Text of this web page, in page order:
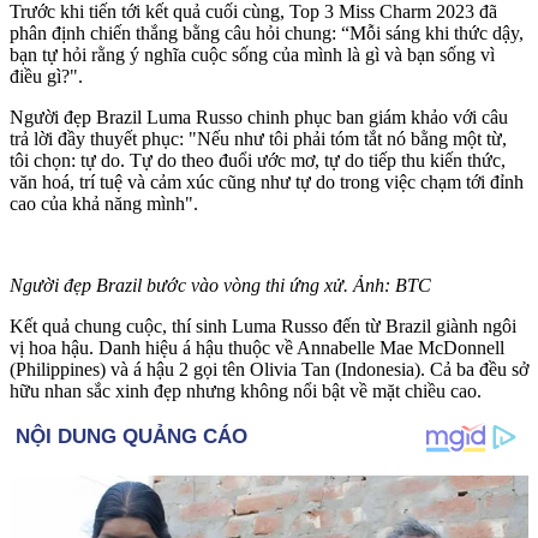
Trước khi tiến tới kết quả cuối cùng, Top 3 Miss Charm 2023 đã
phân định chiến thắng bằng câu hỏi chung: “Mỗi sáng khi thức dậy,
bạn tự hỏi rằng ý nghĩa cuộc sống của mình là gì và bạn sống vì
điều gì?".
Người đẹp Brazil Luma Russo chinh phục ban giám khảo với câu
trả lời đầy thuyết phục: "Nếu như tôi phải tóm tắt nó bằng một từ,
tôi chọn: tự do. Tự do theo đuổi ước mơ, tự do tiếp thu kiến thức,
văn hoá, trí tuệ và cảm xúc cũng như tự do trong việc chạm tới đỉnh
cao của khả năng mình".
Người đẹp Brazil bước vào vòng thi ứng xử. Ảnh: BTC
Kết quả chung cuộc, thí sinh Luma Russo đến từ Brazil giành ngôi
vị hoa hậu. Danh hiệu á hậu thuộc về Annabelle Mae McDonnell
(Philippines) và á hậu 2 gọi tên Olivia Tan (Indonesia). Cả ba đều sở
hữu nhan sắc xinh đẹp nhưng không nổi bật về mặt chiều cao.